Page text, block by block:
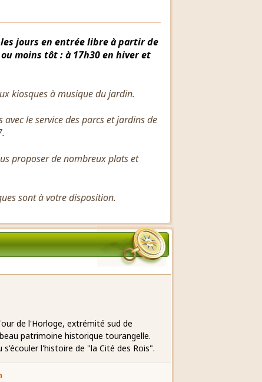
les jours en entrée libre à partir de
moins tôt : à 17h30 en hiver et
kiosques à musique du jardin.
le service des parcs et jardins de
proposer de nombreux plats et
sont à votre disposition.
de l'Horloge, extrémité sud de
patrimoine historique tourangelle.
l'histoire de "la Cité des Rois".